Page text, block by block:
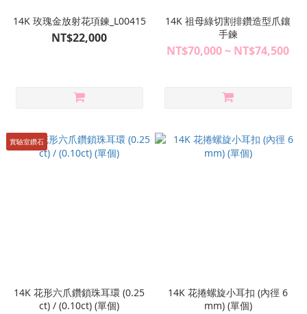
14K 玫瑰金放射花項鍊_L00415
NT$22,000
14K 祖母綠切割排鑽造型爪鑲
手鍊
NT$70,000 ~ NT$74,500
實驗室鑽石
14K 花形六爪鑽鎖珠耳環 (0.25
ct) / (0.10ct) (單個)
14K 花捲螺旋小耳扣 (內徑 6
mm) (單個)